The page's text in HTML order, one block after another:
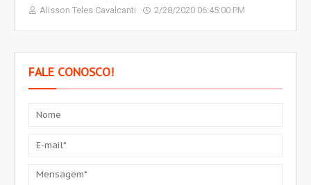
Alisson Teles Cavalcanti 2/28/2020 06:45:00 PM
FALE CONOSCO!